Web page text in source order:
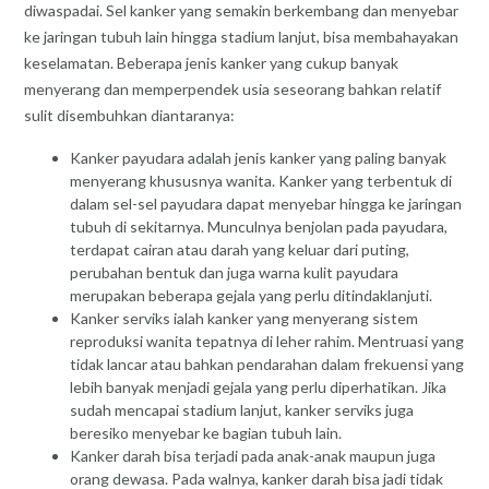
diwaspadai. Sel kanker yang semakin berkembang dan menyebar
ke jaringan tubuh lain hingga stadium lanjut, bisa membahayakan
keselamatan. Beberapa jenis kanker yang cukup banyak
menyerang dan memperpendek usia seseorang bahkan relatif
sulit disembuhkan diantaranya:
Kanker payudara adalah jenis kanker yang paling banyak
menyerang khususnya wanita. Kanker yang terbentuk di
dalam sel-sel payudara dapat menyebar hingga ke jaringan
tubuh di sekitarnya. Munculnya benjolan pada payudara,
terdapat cairan atau darah yang keluar dari puting,
perubahan bentuk dan juga warna kulit payudara
merupakan beberapa gejala yang perlu ditindaklanjuti.
Kanker serviks ialah kanker yang menyerang sistem
reproduksi wanita tepatnya di leher rahim. Mentruasi yang
tidak lancar atau bahkan pendarahan dalam frekuensi yang
lebih banyak menjadi gejala yang perlu diperhatikan. Jika
sudah mencapai stadium lanjut, kanker serviks juga
beresiko menyebar ke bagian tubuh lain.
Kanker darah bisa terjadi pada anak-anak maupun juga
orang dewasa. Pada walnya, kanker darah bisa jadi tidak